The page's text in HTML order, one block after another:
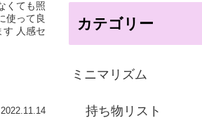
くても照
使って良
す 人感セ
2022.11.14
カテゴリー
ミニマリズム
持ち物リスト